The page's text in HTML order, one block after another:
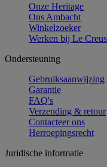
Onze Heritage
Ons Ambacht
Winkelzoeker
Werken bij Le
Ondersteuning
Gebruiksaanwijzing
Garantie
FAQ's
Verzending & retour
Contacteer ons
Herroepingsrecht
Juridische informatie